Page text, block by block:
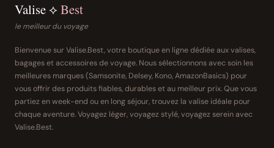
Valise ⟡ Best
le meilleur du voyage
Bienvenue sur Valise.Best, votre boutique en ligne dédiée aux valises,
bagages et accessoires de voyage. Nous sélectionnons avec soin les
meilleures marques (Samsonite, Delsey, Kono, AmazonBasics) pour
vous offrir des produits fiables, durables et au meilleur prix. Que vous
partiez en week-end ou en long séjour, trouvez la valise idéale pour
chaque aventure. Voyagez léger, voyagez stylé, voyagez serein avec
Valise.Best.